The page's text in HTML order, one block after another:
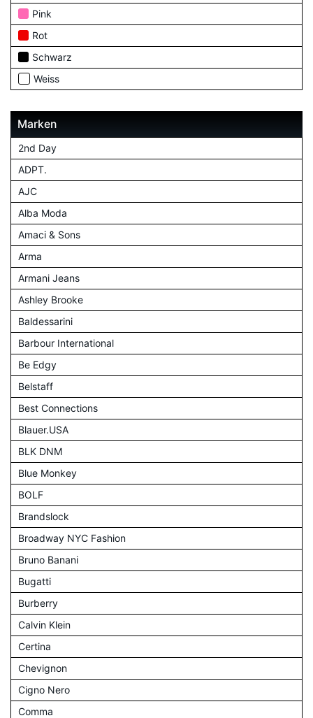
Pink
Rot
Schwarz
Weiss
Marken
2nd Day
ADPT.
AJC
Alba Moda
Amaci & Sons
Arma
Armani Jeans
Ashley Brooke
Baldessarini
Barbour International
Be Edgy
Belstaff
Best Connections
Blauer.USA
BLK DNM
Blue Monkey
BOLF
Brandslock
Broadway NYC Fashion
Bruno Banani
Bugatti
Burberry
Calvin Klein
Certina
Chevignon
Cigno Nero
Comma